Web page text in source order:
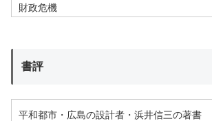
財政危機
書評
平和都市・広島の設計者・浜井信三の著書